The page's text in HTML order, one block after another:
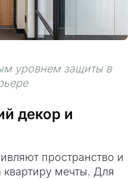
уровнем защиты в
декор и
пространство и
мечты. Для